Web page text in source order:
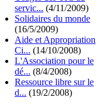
servic... (4/11/2009)
Solidaires du monde
(16/5/2009)
Aide et Appropriation
Ci... (14/10/2008)
L'Association pour le
dé... (8/4/2008)
Ressource libre sur le
d... (19/2/2008)